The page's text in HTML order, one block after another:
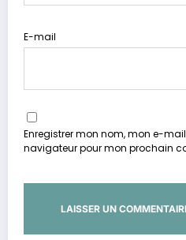
E-mail
Enregistrer mon nom, mon e-
navigateur pour mon prochain